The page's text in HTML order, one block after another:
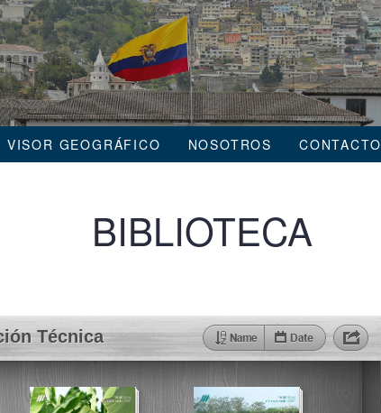
VISOR GEOGRÁFICO NOSOTROS CONTACTO
BIBLIOTECA